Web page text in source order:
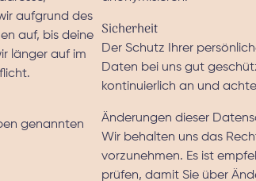
aufgrund des
auf, bis deine
länger auf im
genannten
Sicherheit
Der Schutz Ihrer
Daten bei uns gut
kontinuierlich an und
Änderungen dieser
Wir behalten uns das
vorzunehmen. Es ist
prüfen, damit Sie über